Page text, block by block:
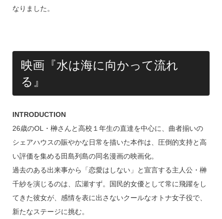
なりました。
映画『水は海に向かって流れ
る』
INTRODUCTION
26歳のOL・榊さんと高校１年生の直達を中心に、曲者揃いの
シェアハウスの賑やかな日常を描いた本作は、圧倒的支持と高
い評価を集める田島列島の同名漫画の映画化。
過去のある出来事から「恋愛はしない」と宣言する主人公・榊
千紗を演じるのは、広瀬すず。国民的女優として常に飛躍をし
てきた彼女が、感情を表に出さないクールなオトナ女子役で、
新たなステージに挑む。